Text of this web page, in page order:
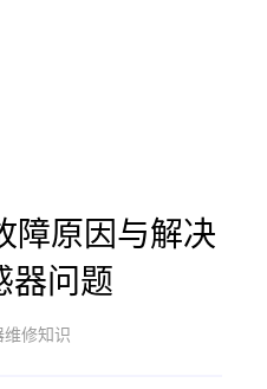
障原因与解决
器问题
维修知识